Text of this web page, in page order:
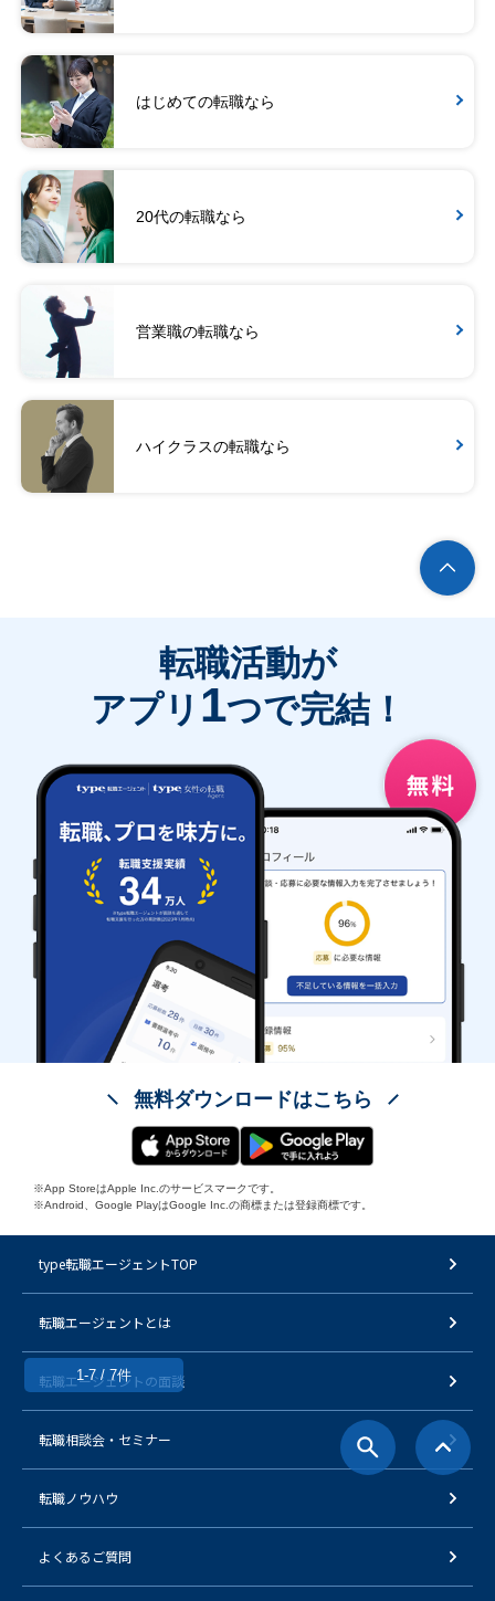
はじめての転職なら
20代の転職なら
営業職の転職なら
ハイクラスの転職なら
1-7 / 7件
転職活動が
アプリ 1つで完結！
無料ダウンロードはこちら
※App StoreはApple Inc.のサービスマークです。
※Android、Google PlayはGoogle Inc.の商標または登録商標です。
type転職エージェントTOP
転職エージェントとは
転職エージェントの面談
転職相談会・セミナー
転職ノウハウ
よくあるご質問